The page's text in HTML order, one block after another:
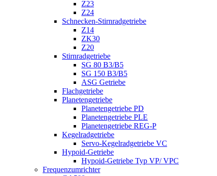
Z23
Z24
Schnecken-Stirnradgetriebe
Z14
ZK30
Z20
Stirnradgetriebe
SG 80 B3/B5
SG 150 B3/B5
ASG Getriebe
Flachgetriebe
Planetengetriebe
Planetengetriebe PD
Planetengetriebe PLE
Planetengetriebe REG-P
Kegelradgetriebe
Servo-Kegelradgetriebe VC
Hypoid-Getriebe
Hypoid-Getriebe Typ VP/ VPC
Frequenzumrichter